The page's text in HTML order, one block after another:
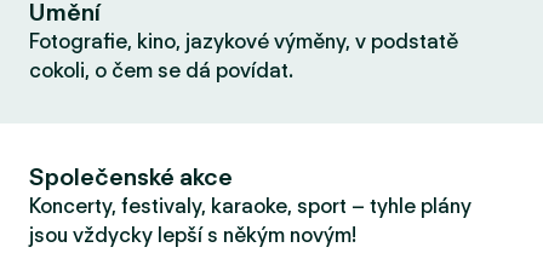
Umění
Fotografie, kino, jazykové výměny, v podstatě
cokoli, o čem se dá povídat.
Společenské akce
Koncerty, festivaly, karaoke, sport – tyhle plány
jsou vždycky lepší s někým novým!